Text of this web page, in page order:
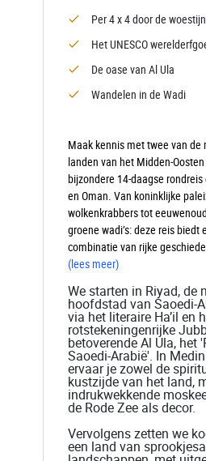
Per 4 x 4 door de woestijn
Het UNESCO
De oase van Al Ula
Wandelen in de Wadi
Maak kennis met twee van de
landen van het Midden-
bijzondere 14-daagse rondreis
en Oman. Van koninklijke
wolkenkrabbers tot
groene wadi’s: deze reis biedt
combinatie van rijke
(lees meer)
We starten in Riyad, de
hoofdstad van Saoedi-
via het literaire Ha’il en
rotstekeningenrijke
betoverende Al Ula, het
Saoedi-Arabië'. In
ervaar je zowel de
kustzijde van het land,
indrukwekkende
de Rode Zee als decor.
Vervolgens zetten we
een land van